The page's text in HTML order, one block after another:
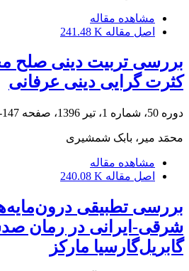
مشاهده مقاله
اصل مقاله 241.48 K
بررسی تربیت دینی صلح
کثرت‏ گرایی دینی عرفانی
دوره 50، شماره 1، تیر 1396، صفحه 147-170
محمَد میر، بابک شمشیری
مشاهده مقاله
اصل مقاله 240.08 K
بررسی تطبیقی
شرقی-ایرانی در رمان
گابریل‌گارسیا مارکز